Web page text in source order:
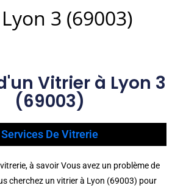
3 (69003)
Vitrier à Lyon 3
(69003)
Services De Vitrerie
à savoir Vous avez un problème de
cherchez un vitrier à Lyon (69003) pour